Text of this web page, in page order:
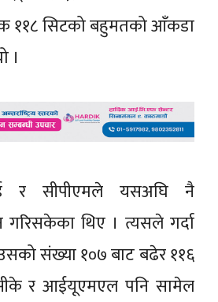
११८ सिटको बहुमतको आँकडा
।
र सीपीएमले यसअघि नै
गरिसकेका थिए । त्यसले गर्दा
संख्या १०७ बाट बढेर ११६
र आईयूएमएल पनि सामेल